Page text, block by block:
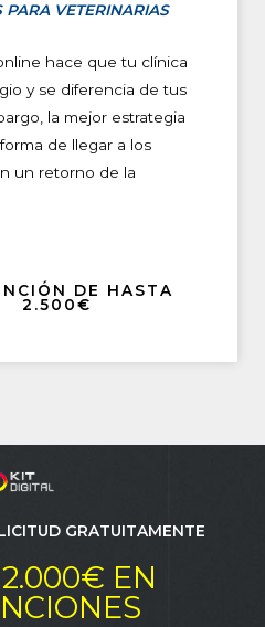
PARA VETERINARIAS
hace que tu clínica
y se diferencia de tus
la mejor estrategia
de llegar a los
un retorno de la
DE HASTA
2.500€
GRATUITAMENTE
EN